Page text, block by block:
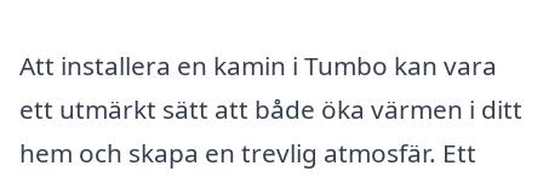
Att installera en kamin i Tumbo kan vara
ett utmärkt sätt att både öka värmen i ditt
hem och skapa en trevlig atmosfär. Ett